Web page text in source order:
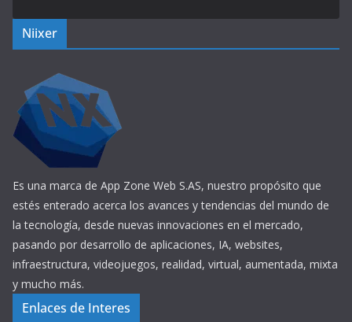
Niixer
Es una marca de App Zone Web S.AS, nuestro propósito que
estés enterado acerca los avances y tendencias del mundo de
la tecnología, desde nuevas innovaciones en el mercado,
pasando por desarrollo de aplicaciones, IA, websites,
infraestructura, videojuegos, realidad, virtual, aumentada, mixta
y mucho más.
Enlaces de Interes